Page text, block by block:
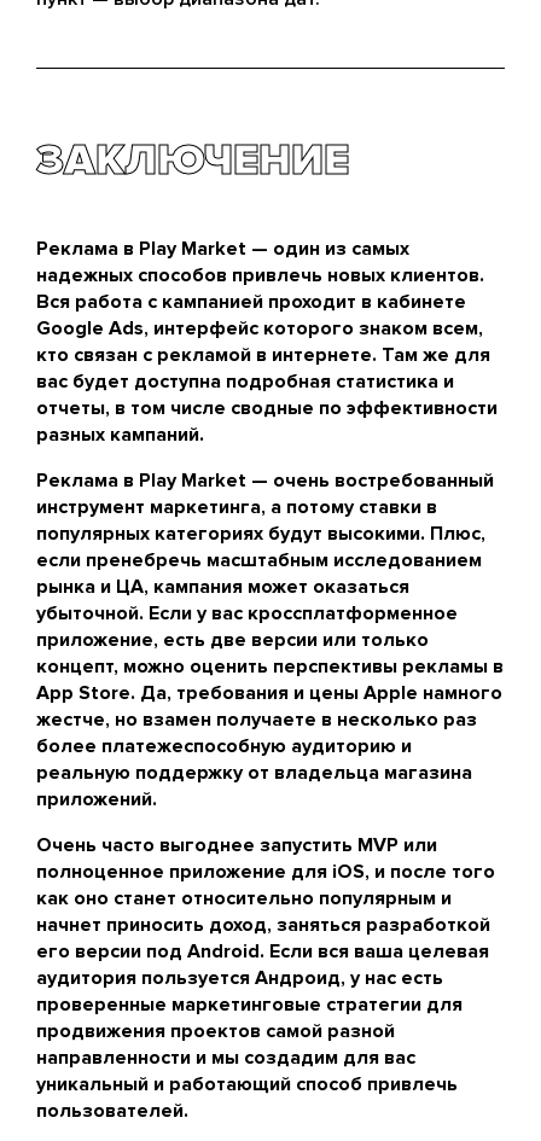
ЗАКЛЮЧЕНИЕ
Реклама в Play Market — один из самых
надежных способов привлечь новых клиентов.
Вся работа с кампанией проходит в кабинете
Google Ads, интерфейс которого знаком всем,
кто связан с рекламой в интернете. Там же для
вас будет доступна подробная статистика и
отчеты, в том числе сводные по эффективности
разных кампаний.
Реклама в Play Market — очень востребованный
инструмент маркетинга, а потому ставки в
популярных категориях будут высокими. Плюс,
если пренебречь масштабным исследованием
рынка и ЦА, кампания может оказаться
убыточной. Если у вас кроссплатформенное
приложение, есть две версии или только
концепт, можно оценить перспективы рекламы в
App Store. Да, требования и цены Apple намного
жестче, но взамен получаете в несколько раз
более платежеспособную аудиторию и
реальную поддержку от владельца магазина
приложений.
Очень часто выгоднее запустить MVP или
полноценное приложение для iOS, и после того
как оно станет относительно популярным и
начнет приносить доход, заняться разработкой
его версии под Android. Если вся ваша целевая
аудитория пользуется Андроид, у нас есть
проверенные маркетинговые стратегии для
продвижения проектов самой разной
направленности и мы создадим для вас
уникальный и работающий способ привлечь
пользователей.